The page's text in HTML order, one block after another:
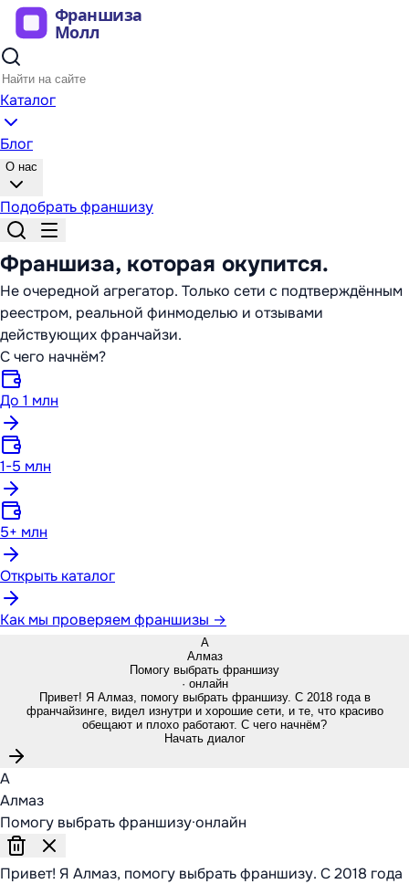
Каталог
Блог
О нас
Подобрать франшизу
Франшиза, которая окупится.
Не очередной агрегатор. Только сети с подтверждённым
реестром, реальной финмоделью и отзывами
действующих франчайзи.
С чего начнём?
До 1 млн
1-5 млн
5+ млн
Открыть каталог
Как мы проверяем франшизы →
А
Алмаз
Помогу выбрать франшизу
· онлайн
Привет! Я Алмаз, помогу выбрать франшизу. С 2018 года в
франчайзинге, видел изнутри и хорошие сети, и те, что красиво
обещают и плохо работают. С чего начнём?
Начать диалог
А
Алмаз
Помогу выбрать франшизу·онлайн
Привет! Я Алмаз, помогу выбрать франшизу. С 2018 года